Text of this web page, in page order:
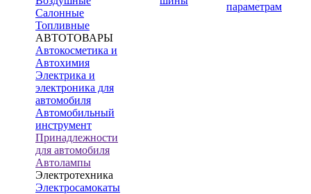
Салонные
Топливные
АВТОТОВАРЫ
Автокосметика и
Автохимия
Электрика и
электроника для
автомобиля
Автомобильный
инструмент
Принадлежности
для автомобиля
Автолампы
Электротехника
Электросамокаты
параметрам